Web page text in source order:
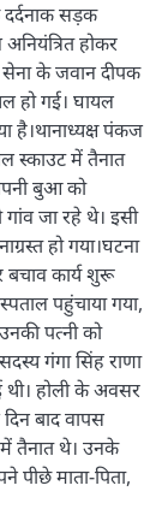
दर्दनाक सड़क
होकर
सेना के जवान दीपक
हो गई। घायल
है।थानाध्यक्ष पंकज
स्काउट में तैनात
बुआ को
जा रहे थे। इसी
हो गया।घटना
बचाव कार्य शुरू
पहुंचाया गया,
पत्नी को
गंगा सिंह राणा
थी। होली के अवसर
बाद वापस
में तैनात थे। उनके
माता-पिता,